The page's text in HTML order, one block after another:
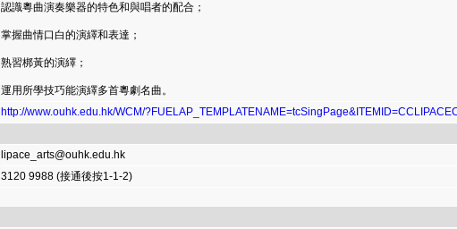
認識粵曲演奏樂器的特色和與唱者的配合；
掌握曲情口白的演繹和表達；
熟習梆黃的演繹；
運用所學技巧能演繹多首粵劇名曲。
http://www.ouhk.edu.hk/WCM/
lipace_arts@ouhk.edu.hk
3120 9988 (接通後按1-1-2)